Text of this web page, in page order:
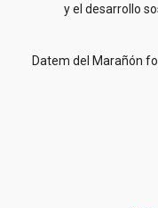
y el desarrollo
Datem del Marañón